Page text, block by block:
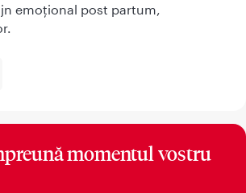
emoțional post partum,
momentul vostru